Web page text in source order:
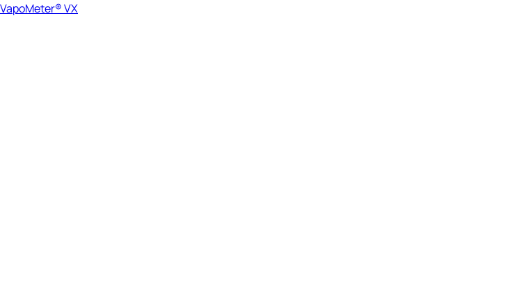
VapoMeter® VX